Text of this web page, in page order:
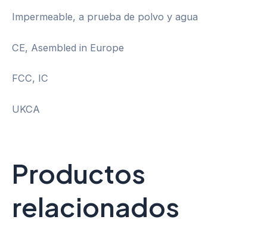
Impermeable, a prueba de polvo y agua
CE, Asembled in Europe
FCC, IC
UKCA
Productos
relacionados